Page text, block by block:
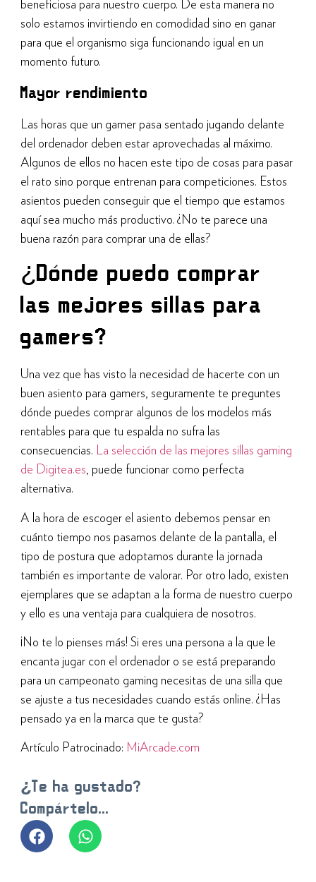
beneficiosa para nuestro cuerpo. De esta manera no
solo estamos invirtiendo en comodidad sino en ganar
para que el organismo siga funcionando igual en un
momento futuro.
Mayor rendimiento
Las horas que un gamer pasa sentado jugando delante
del ordenador deben estar aprovechadas al máximo.
Algunos de ellos no hacen este tipo de cosas para pasar
el rato sino porque entrenan para competiciones. Estos
asientos pueden conseguir que el tiempo que estamos
aquí sea mucho más productivo. ¿No te parece una
buena razón para comprar una de ellas?
¿Dónde puedo comprar
las mejores sillas para
gamers?
Una vez que has visto la necesidad de hacerte con un
buen asiento para gamers, seguramente te preguntes
dónde puedes comprar algunos de los modelos más
rentables para que tu espalda no sufra las
consecuencias. La selección de las mejores sillas gaming
de Digitea.es, puede funcionar como perfecta
alternativa.
A la hora de escoger el asiento debemos pensar en
cuánto tiempo nos pasamos delante de la pantalla, el
tipo de postura que adoptamos durante la jornada
también es importante de valorar. Por otro lado, existen
ejemplares que se adaptan a la forma de nuestro cuerpo
y ello es una ventaja para cualquiera de nosotros.
¡No te lo pienses más! Si eres una persona a la que le
encanta jugar con el ordenador o se está preparando
para un campeonato gaming necesitas de una silla que
se ajuste a tus necesidades cuando estás online. ¿Has
pensado ya en la marca que te gusta?
Artículo Patrocinado: MiArcade.com
¿Te ha gustado?
Compártelo...